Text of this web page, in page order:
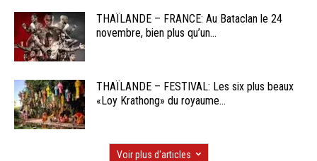
THAÏLANDE – FRANCE: Au Bataclan le 24
novembre, bien plus qu’un...
THAÏLANDE – FESTIVAL: Les six plus beaux
«Loy Krathong» du royaume...
Voir plus d'articles